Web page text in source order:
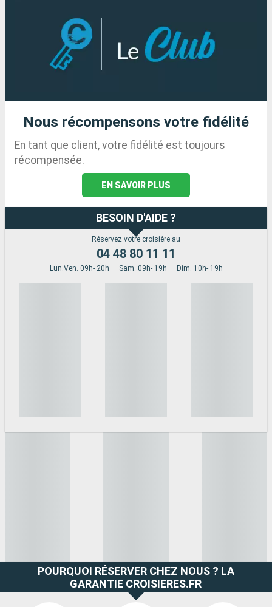
Nous récompensons votre fidélité
En tant que client, votre fidélité est toujours
récompensée.
EN SAVOIR PLUS
BESOIN D'AIDE ?
Réservez votre croisière au
04 48 80 11 11
Lun.Ven. 09h- 20h Sam. 09h- 19h Dim. 10h- 19h
POURQUOI RÉSERVER CHEZ NOUS ? LA
GARANTIE CROISIERES.FR